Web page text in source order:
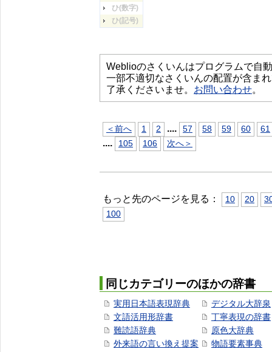
ひ(数字)
ひ(記号)
Weblioのさくいんはプログラムで自
一部不適切なさくいんの配置が含ま
了承くださいませ。 お問い合わせ。
＜前へ 1 2 .... 57 58 59 60 61
.... 105 106 次へ＞
もっと先のページを見る： 10 20
100
同じカテゴリーのほかの辞書
実用日本語表現辞典
文語活用形辞書
難読語辞典
外来語の言い換え提案
デジタル大辞泉
丁寧表現の辞書
原色大辞典
物語要素事典